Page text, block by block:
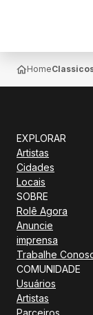
Home
EXPLORAR
Artistas
Cidades
Locais
SOBRE
Rolê Agora
Anuncie
imprensa
Trabalhe
COMUNIDADE
Usuários
Artistas
Parceiros